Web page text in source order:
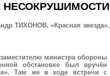
ТИХОНОВ, «Красная звезда».
министра обороны
обстановке был вручён
Там же в ходе встречи с